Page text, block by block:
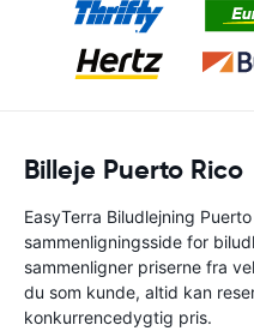
Billeje Puerto Rico
EasyTerra Biludlejning
sammenligningsside for
sammenligner priserne fra
du som kunde, altid kan
konkurrencedygtig pris.